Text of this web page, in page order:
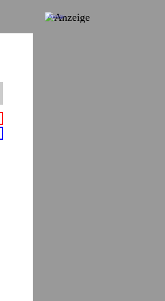
Anzeige